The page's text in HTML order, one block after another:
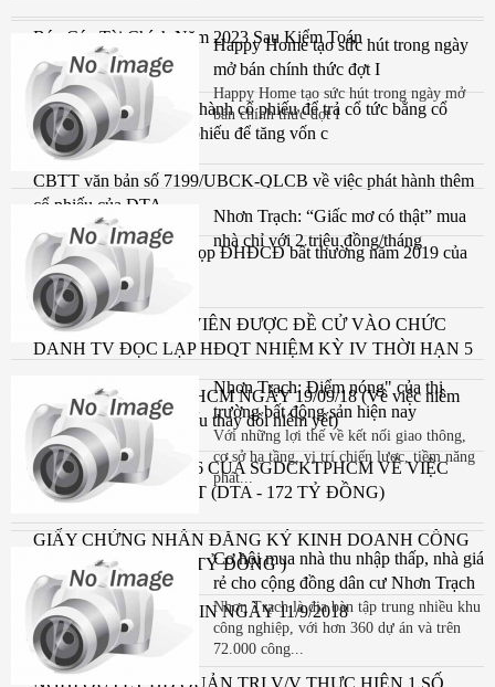
Báo Cáo Tài Chính Năm 2023 Sau Kiểm Toán
Công bố thông tin phát hành cổ phiếu để trả cổ tức bằng cổ
phiếu và phát hành cổ phiếu để tăng vốn c
CBTT văn bản số 7199/UBCK-QLCB về việc phát hành thêm
cổ phiếu của DTA
CBTT thông báo mời họp ĐHĐCĐ bất thường năm 2019 của
CTCP Đệ Tam
THÔNG BÁO ỨNG VIÊN ĐƯỢC ĐỀ CỬ VÀO CHỨC
DANH TV ĐỘC LẬP HĐQT NHIỆM KỲ IV THỜI HẠN 5
CV SỐ 1180/TB/SGDHCM NGÀY 19/09/18 (Về việc niêm
yết và giao dịch cổ phiếu thay đổi niêm yết)
QUYẾT ĐỊNH SỐ 346 CỦA SGDCKTPHCM VỀ VIỆC
THAY ĐỔI NIÊM YẾT (DTA - 172 TỶ ĐỒNG)
GIẤY CHỨNG NHẬN ĐĂNG KÝ KINH DOANH CÔNG
TY CP ĐỆ TAM (172 TỶ ĐỒNG )
CÔNG BỐ THÔNG TIN NGÀY 11/9/2018
NGHỊ QUYẾT HĐ QUẢN TRỊ V/V THỰC HIỆN 1 SỐ
Happy Home tạo sức hút trong ngày
mở bán chính thức đợt I
Happy Home tạo sức hút trong ngày mở
bán chính thức đợt I
Nhơn Trạch: “Giấc mơ có thật” mua
nhà chỉ với 2 triệu đồng/tháng
Nhơn Trạch: Điểm nóng" của thị
trường bất động sản hiện nay
Với những lợi thế về kết nối giao thông,
cơ sở hạ tầng, vị trí chiến lược, tiềm năng
phát...
Cơ hội mua nhà thu nhập thấp, nhà giá
rẻ cho cộng đồng dân cư Nhơn Trạch
Nhơn Trạch là địa bàn tập trung nhiều khu
công nghiệp, với hơn 360 dự án và trên
72.000 công...